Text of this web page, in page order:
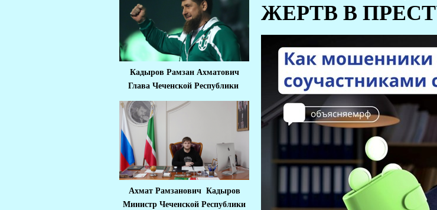
Кадыров Рамзан Ахматович
Глава Чеченской Республики
Ахмат Рамзанович Кадыров
Министр Чеченской Республики
ЖЕРТВ В